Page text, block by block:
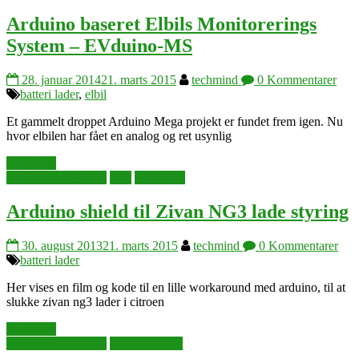
Arduino baseret Elbils Monitorerings
System – EVduino-MS
28. januar 201421. marts 2015 techmind
0 Kommentarer
batteri lader, elbil
Et gammelt droppet Arduino Mega projekt er fundet frem igen. Nu
hvor elbilen har fået en analog og ret usynlig
Arduino shield til Zivan NG3 lade styring
30. august 201321. marts 2015 techmind
0 Kommentarer
batteri lader
Her vises en film og kode til en lille workaround med arduino, til at
slukke zivan ng3 lader i citroen